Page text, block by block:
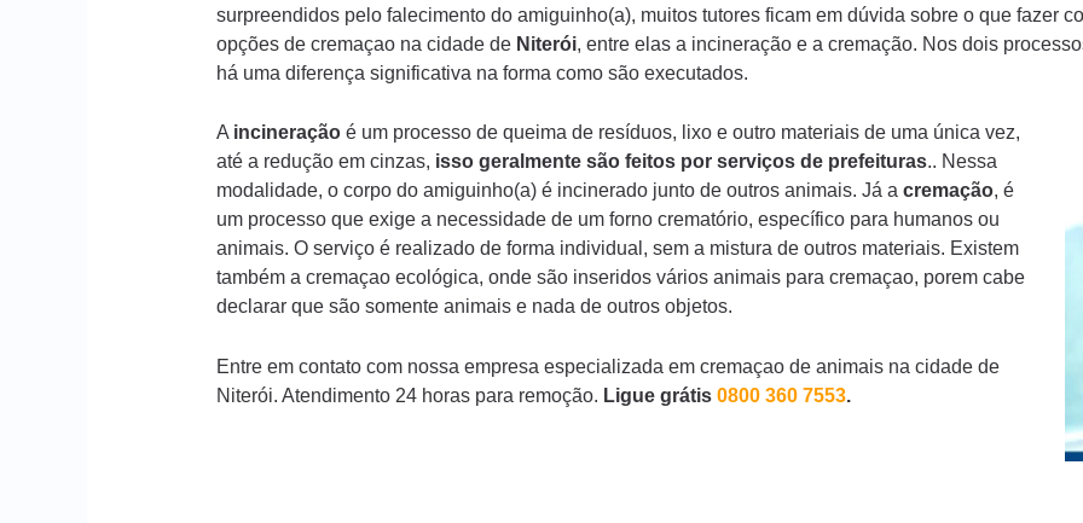
surpreendidos pelo falecimento do amiguinho(a), muitos tutores ficam em dúvida sobre o que fazer
opções de cremaçao na cidade de Niterói, entre elas a incineração e a cremação. Nos dois
há uma diferença significativa na forma como são executados.
A incineraçãoé um processo de queima de resíduos, lixo e outro materiais de uma única vez,
até a redução em cinzas, isso geralmente são feitos por serviços de prefeituras.. Nessa
modalidade, o corpo do amiguinho(a) é incinerado junto de outros animais. Já a cremação, é
um processo que exige a necessidade de um forno crematório, específico para humanos ou
animais. O serviço é realizado de forma individual, sem a mistura de outros materiais. Existem
também a cremaçao ecológica, onde são inseridos vários animais para cremaçao, porem cabe
declarar que são somente animais e nada de outros objetos.
Entre em contato com nossa empresa especializada em cremaçao de animais na cidade de
Niterói. Atendimento 24 horas para remoção. Ligue grátis 0800 360 7553.